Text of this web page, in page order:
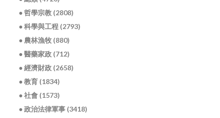
● 哲學宗教 (2808)
● 科學與工程 (2793)
● 農林漁牧 (880)
● 醫藥家政 (712)
● 經濟財政 (2658)
● 教育 (1834)
● 社會 (1573)
● 政治法律軍事 (3418)